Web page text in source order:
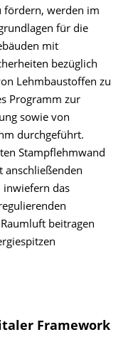
fördern, werden im
für die
mit
bezüglich
Lehmbaustoffen zu
Programm zur
sowie von
durchgeführt.
Stampflehmwand
anschließenden
inwiefern das
beitragen
Framework